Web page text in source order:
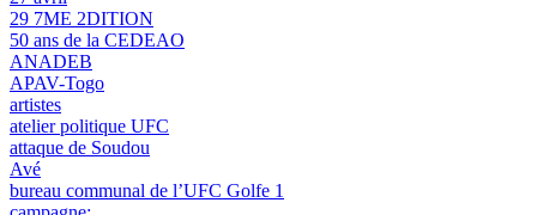
29 7ME 2DITION
50 ans de la CEDEAO
ANADEB
APAV-Togo
artistes
atelier politique UFC
attaque de Soudou
Avé
bureau communal de l’UFC Golfe 1